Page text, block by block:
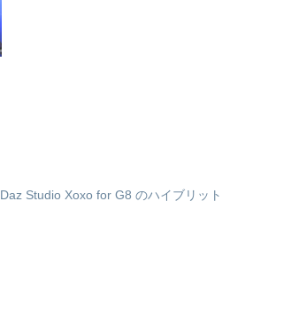
Daz Studio Xoxo for G8 のハイブリット